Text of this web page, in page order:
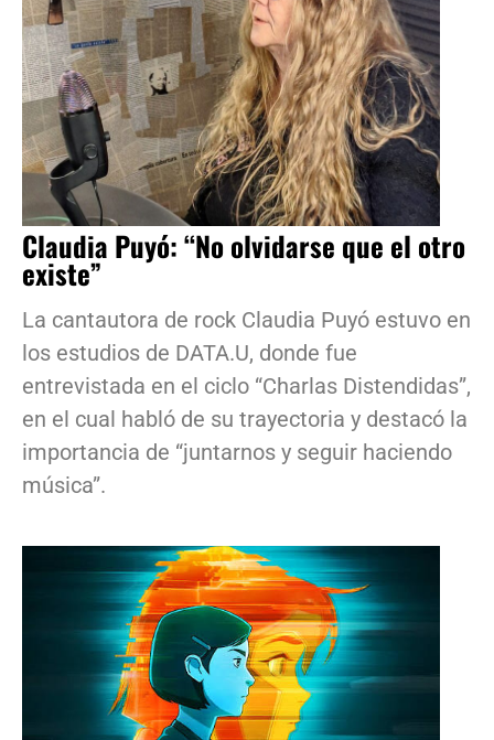
Claudia Puyó: “No olvidarse que el otro
existe”
La cantautora de rock Claudia Puyó estuvo en
los estudios de DATA.U, donde fue
entrevistada en el ciclo “Charlas Distendidas”,
en el cual habló de su trayectoria y destacó la
importancia de “juntarnos y seguir haciendo
música”.